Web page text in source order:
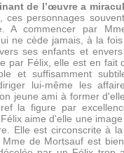
de l’œuvre a
personnages
A commencer par
ne cède jamais, à la
ses enfants et
par Félix, elle est en fait
et suffisamment
lui-même les
jeune ami à former
la figure par
aime d'elle une
Elle est circonscrite à
de Mortsauf est